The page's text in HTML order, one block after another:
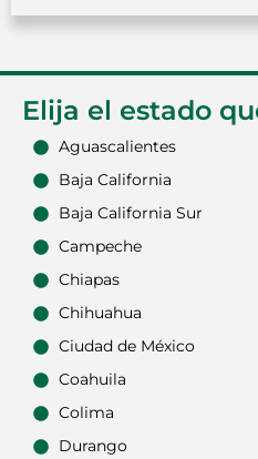
Elija el estado
Aguascalientes
Baja California
Baja California Sur
Campeche
Chiapas
Chihuahua
Ciudad de México
Coahuila
Colima
Durango